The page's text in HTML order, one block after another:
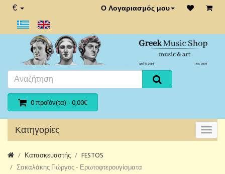
€ Ο Λογαριασμός μου
0 προϊόν(τα) - 0,00€
Κατηγορίες
Κατασκευαστής
FESTOS
Σακαλάκης Γιώργος - Ερωτοφτερουγίσματα